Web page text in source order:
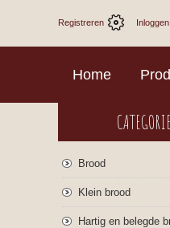
Registreren Inloggen
Home
Brood
Klein brood
Hartig en belegde